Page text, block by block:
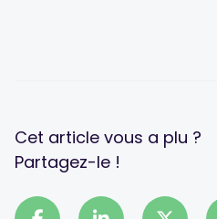
Cet article vous a plu ?
Partagez-le !